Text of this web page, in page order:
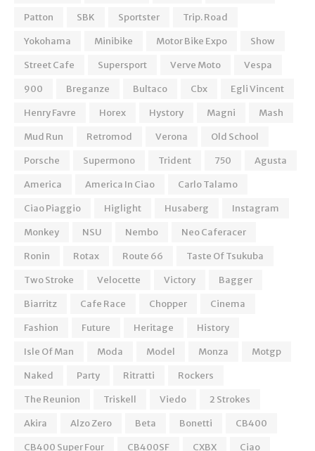
Patton
SBK Sportster
Trip. Road
Yokohama
Minibike Motor Bike Expo
Show
Street Cafe
Supersport Verve Moto
Vespa
900
Breganze Bultaco Cbx
Egli Vincent
Henry Favre
Horex Hystory Magni
Mash
Mud Run
Retromod Verona
Old School
Porsche
Supermono Trident 750
Agusta
America
America In Ciao
Carlo Talamo
Ciao Piaggio
Higlight Husaberg
Instagram
Monkey
NSU Nembo
Neo Caferacer
Ronin
Rotax Route 66
Taste Of Tsukuba
Two Stroke
Velocette Victory
Bagger
Biarritz
Cafe Race Chopper
Cinema
Fashion
Future Heritage
History
Isle Of Man
Moda Model Monza
Motgp
Naked
Party Ritratti
Rockers
The Reunion
Triskell Viedo
2 Strokes
Akira
Alzo Zero Beta Bonetti
CB400
CB400 Super Four
CB400SF CXBX Ciao